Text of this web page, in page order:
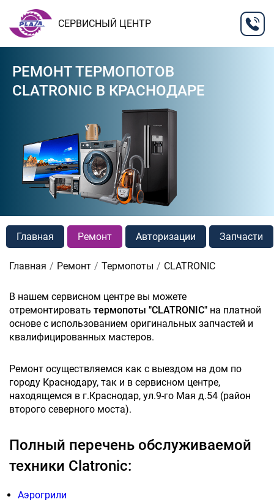
СЕРВИСНЫЙ ЦЕНТР
РЕМОНТ ТЕРМОПОТОВ
CLATRONIC В КРАСНОДАРЕ
Главная Ремонт Авторизации Запчасти
Главная Ремонт Термопоты CLATRONIC
В нашем сервисном центре вы можете
отремонтировать термопоты "CLATRONIC" на платной
основе с использованием оригинальных запчастей и
квалифицированных мастеров.
Ремонт осуществляемся как с выездом на дом по
городу Краснодару, так и в сервисном центре,
находящемся в г.Краснодар, ул.9-го Мая д.54 (район
второго северного моста).
Полный перечень обслуживаемой
техники Clatronic:
Аэрогрили